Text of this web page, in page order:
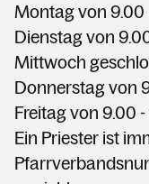
Montagvon 9.00
Dienstagvon
Mittwoch
Donnerstag von
Freitag von 9.00 -
Ein Priester ist